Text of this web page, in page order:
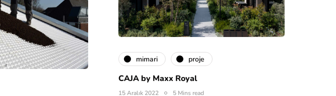
mimari proje
CAJA by Maxx Royal
15 Aralık 2022 5 Mins read